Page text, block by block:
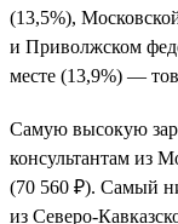
(13,5%),
и Приволжском
месте (13,9%) —
Самую высокую
консультантам из
(70 560 ₽). Самый
из Северо-